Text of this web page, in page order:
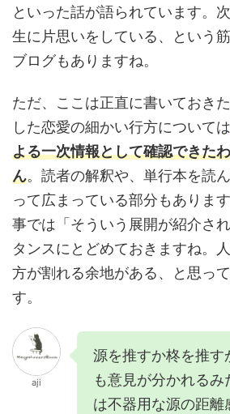
といった話が語られています。
生に片思いをしている、という
ブログもありますね。
ただ、ここは正直に書いておき
した恋愛の細かい行方については
よる一次情報として確認できた
ん。読者の解釈や、単行本を読
って広まっている部分もありま
事では「そういう展開が紹介さ
タンスにとどめておきますね。
方が割れる余地がある、と思っ
す。
aji
源を推すか柊を推す
も意見が分かれる
は不器用な源の距離